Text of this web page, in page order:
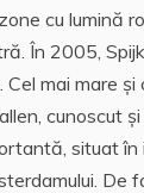
cu lumină
În 2005,
mai mare și
cunoscut
situat în
De